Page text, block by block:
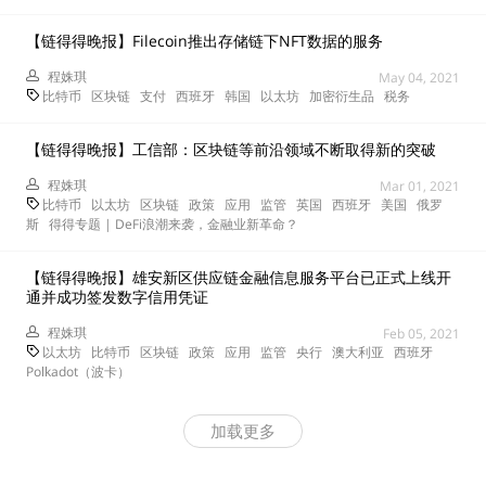
【链得得晚报】Filecoin推出存储链下NFT数据的服务
程姝琪
May 04, 2021
比特币 区块链 支付 西班牙 韩国 以太坊 加密衍生品 税务
【链得得晚报】工信部：区块链等前沿领域不断取得新的突破
程姝琪
Mar 01, 2021
比特币
以太坊 区块链 政策 应用 监管 英国 西班牙 美国 俄罗
斯 得得专题 | DeFi浪潮来袭，金融业新革命？
【链得得晚报】雄安新区供应链金融信息服务平台已正式上线开
通并成功签发数字信用凭证
程姝琪
Feb 05, 2021
以太坊 比特币 区块链 政策 应用 监管 央行 澳大利亚 西班牙
Polkadot（波卡）
加载更多